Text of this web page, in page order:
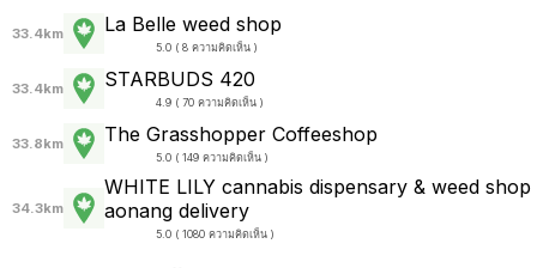
33.4km La Belle weed shop
5.0 ( 8 ความคิดเห็น )
33.4km STARBUDS 420
4.9 ( 70 ความคิดเห็น )
33.8km The Grasshopper Coffeeshop
5.0 ( 149 ความคิดเห็น )
34.3km
WHITE LILY cannabis dispensary & weed shop
aonang delivery
5.0 ( 1080 ความคิดเห็น )